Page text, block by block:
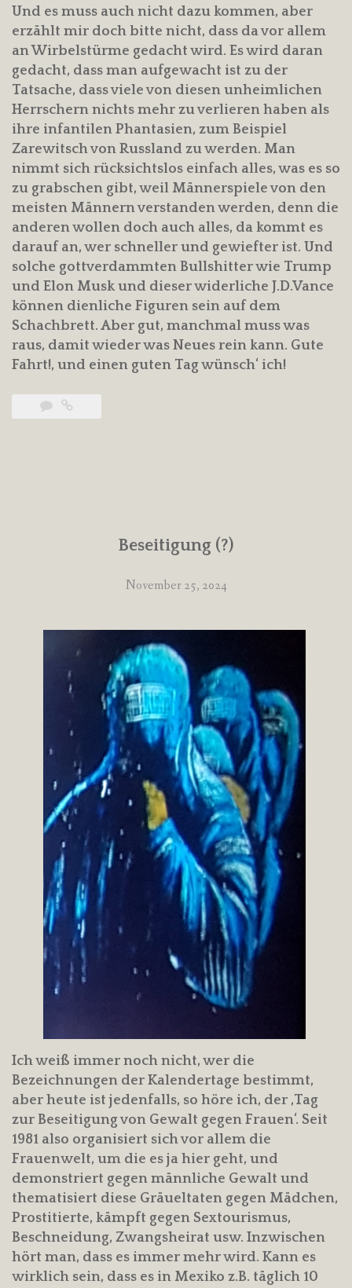
Und es muss auch nicht dazu kommen, aber
erzählt mir doch bitte nicht, dass da vor allem
an Wirbelstürme gedacht wird. Es wird daran
gedacht, dass man aufgewacht ist zu der
Tatsache, dass viele von diesen unheimlichen
Herrschern nichts mehr zu verlieren haben als
ihre infantilen Phantasien, zum Beispiel
Zarewitsch von Russland zu werden. Man
nimmt sich rücksichtslos einfach alles, was es so
zu grabschen gibt, weil Männerspiele von den
meisten Männern verstanden werden, denn die
anderen wollen doch auch alles, da kommt es
darauf an, wer schneller und gewiefter ist. Und
solche gottverdammten Bullshitter wie Trump
und Elon Musk und dieser widerliche J.D.Vance
können dienliche Figuren sein auf dem
Schachbrett. Aber gut, manchmal muss was
raus, damit wieder was Neues rein kann. Gute
Fahrt!, und einen guten Tag wünsch‘ ich!
Beseitigung (?)
November 25, 2024
Ich weiß immer noch nicht, wer die
Bezeichnungen der Kalendertage bestimmt,
aber heute ist jedenfalls, so höre ich, der ‚Tag
zur Beseitigung von Gewalt gegen Frauen‘. Seit
1981 also organisiert sich vor allem die
Frauenwelt, um die es ja hier geht, und
demonstriert gegen männliche Gewalt und
thematisiert diese Gräueltaten gegen Mädchen,
Prostitierte, kämpft gegen Sextourismus,
Beschneidung, Zwangsheirat usw. Inzwischen
hört man, dass es immer mehr wird. Kann es
wirklich sein, dass es in Mexiko z.B. täglich 10